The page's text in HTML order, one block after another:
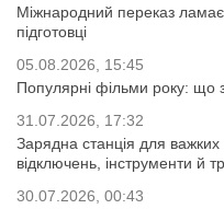
Міжнародний переказ
підготовці
05.08.2026, 15:45
Популярні фільми року: що
31.07.2026, 17:32
Зарядна станція для
відключень, інструменти й
30.07.2026, 00:43